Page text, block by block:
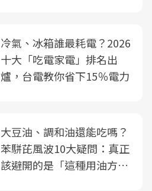
冷氣、冰箱誰最耗電？2026
十大「吃電家電」排名出
爐，台電教你省下15％電力
大豆油、調和油還能吃嗎？
苯駢芘風波10大疑問：真正
該避開的是「這種用油方